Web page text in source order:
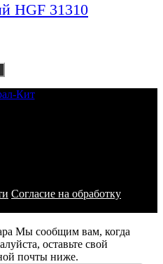
HGF 31310
Согласие на обработку
Мы сообщим вам, когда
оставьте свой
почты ниже.